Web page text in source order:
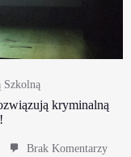
Szkolną
kryminalną
Brak Komentarzy